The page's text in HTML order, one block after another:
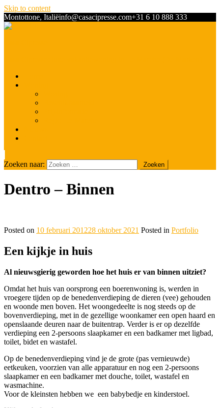
Skip to content
Montottone, Italiëinfo@casacipresse.com+31 6 10 888 333
Zoeken naar:
Dentro – Binnen
Posted on 10 februari 201228 oktober 2021 Posted in Portfolio
Een kijkje in huis
Al nieuwsgierig geworden hoe het huis er van binnen uitziet?
Omdat het huis van oorsprong een boerenwoning is, werden in
vroegere tijden op de benedenverdieping de dieren (vee) gehouden
en woonde men boven. Het woongedeelte is nog steeds op de
bovenverdieping, met in de gezellige woonkamer een open haard en
openslaande deuren naar de buitentrap. Verder is er op dezelfde
verdieping een 2-persoons slaapkamer en een badkamer met ligbad,
toilet, bidet en wastafel.
Op de benedenverdieping vind je de grote (pas vernieuwde)
eetkeuken, voorzien van alle apparatuur en nog een 2-persoons
slaapkamer en een badkamer met douche, toilet, wastafel en
wasmachine.
Voor de kleinsten hebben we een babybedje en kinderstoel.